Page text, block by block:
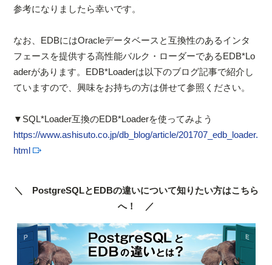
参考になりましたら幸いです。
なお、EDBにはOracleデータベースと互換性のあるインタ
フェースを提供する高性能バルク・ローダーであるEDB*Lo
aderがあります。EDB*Loaderは以下のブログ記事で紹介し
ていますので、興味をお持ちの方は併せて参照ください。
▼SQL*Loader互換のEDB*Loaderを使ってみよう
https://www.ashisuto.co.jp/db_blog/article/201707_edb_loader.
html
＼ PostgreSQLとEDBの違いについて知りたい方はこちら
へ！ ／